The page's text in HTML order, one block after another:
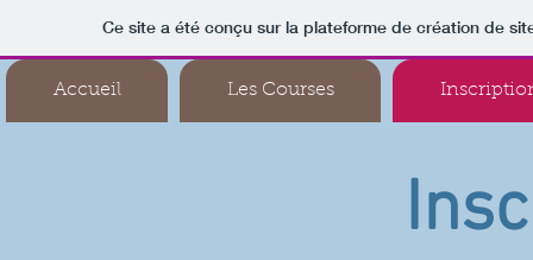
Ce site a été conçu sur la plateforme de création de
Accueil Les Courses